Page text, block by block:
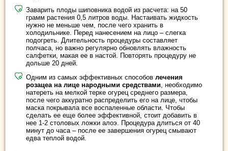
Заварить плоды шиповника водой из расчета: на 50
грамм растения 0,5 литров воды. Настаивать жидкость
нужно не меньше чем, после чего хранить в
холодильнике. Перед нанесением на лицо – слегка
подогреть. Длительность процедуры составляет
полчаса, но важно регулярно обновлять влажность
салфетки, макая ее в настой. Повторять процедуру не
дольше 20 дней.
Одним из самых эффективных способов лечения
розацеа на лице народными средствами, необходимо
натереть на мелкой терке огурец среднего размера,
после чего аккуратно распределить его на лице, чтобы
маска покрывала все воспаленные области. Чтобы
сделать ее еще более эффективной, стоит добавить в
нее 1-2 столовых ложки алоэ. Процедура длиться от 40
минут до часа – после ее завершения огурец смывают
едва теплой водой.